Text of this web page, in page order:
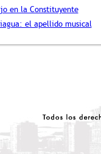
en la Constituyente
el apellido musical